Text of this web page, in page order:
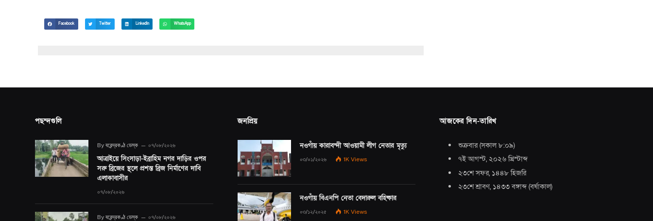
Facebook Twitter LinkedIn WhatsApp
পছন্দগুলি
By বরেন্দ্রকণ্ঠ ডেস্ক ০৭/০৮/২০২৬
আত্রাইয়ে সিংসাড়া-ইব্রাহিম নগর দাড়ির ওপর
সরু ব্রিজের স্থলে প্রশস্ত ব্রিজ নির্মাণের দাবি
এলাকাবাসীর
০৭/০৮/২০২৬
By বরেন্দ্রকণ্ঠ ডেস্ক ০৭/০৮/২০২৬
জনপ্রিয়
নওগাঁয় কারাবন্দী আওয়ামী লীগ নেতার মৃত্যু
০৩/০১/২০২৬ 1K Views
নওগাঁয় বিএনপি নেতা বেদারুল বহিষ্কার
০৩/১২/২০২৫ 1K Views
আজকের দিন-তারিখ
শুক্রবার(সকাল ৮:০৯)
৭ই আগস্ট, ২০২৬ খ্রিস্টাব্দ
২৩শে সফর, ১৪৪৮ হিজরি
২৩শে শ্রাবণ, ১৪৩৩ বঙ্গাব্দ (বর্ষাকাল)